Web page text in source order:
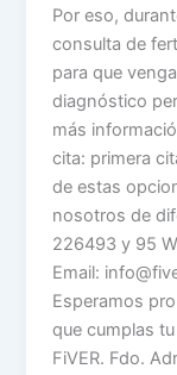
Por eso,
consulta de
para que
diagnóstico
más
cita: primera
de estas
nosotros de
226493 y 95
Email:
Esperamos
que cumplas
FiVER. Fdo.